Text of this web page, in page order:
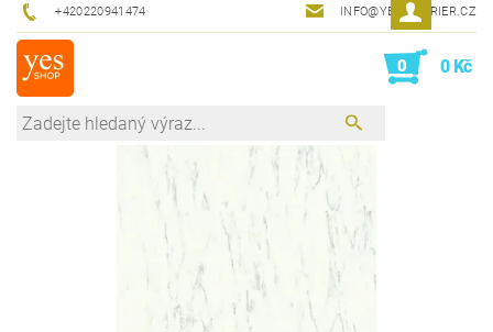
+420220941474 INFO@YESINTERIER.CZ
0 0 Kč